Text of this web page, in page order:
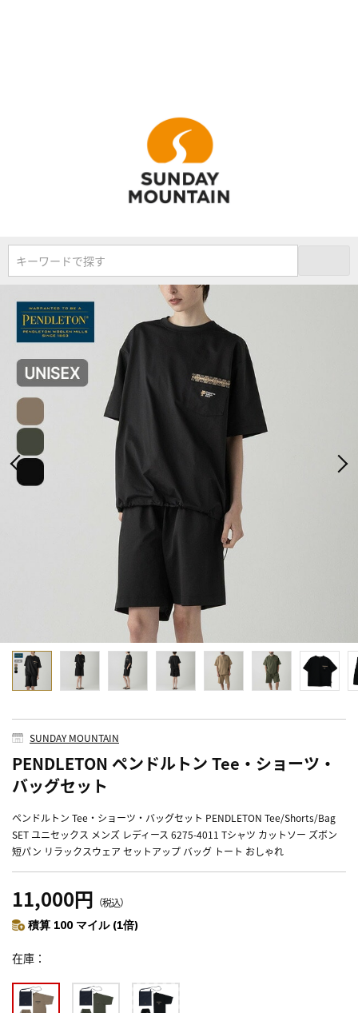
キーワードで探す
SUNDAY MOUNTAIN
PENDLETON ペンドルトン Tee・ショーツ・
バッグセット
ペンドルトン Tee・ショーツ・バッグセット PENDLETON Tee/Shorts/Bag
SET ユニセックス メンズ レディース 6275-4011 Tシャツ カットソー ズボン
短パン リラックスウェア セットアップ バッグ トート おしゃれ
11,000円 （税込）
積算 100 マイル (1倍)
在庫